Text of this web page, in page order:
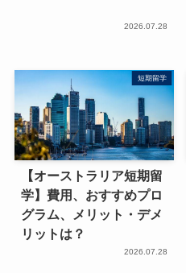
2026.07.28
短期留学
【オーストラリア短期留
学】費用、おすすめプロ
グラム、メリット・デメ
リットは？
2026.07.28